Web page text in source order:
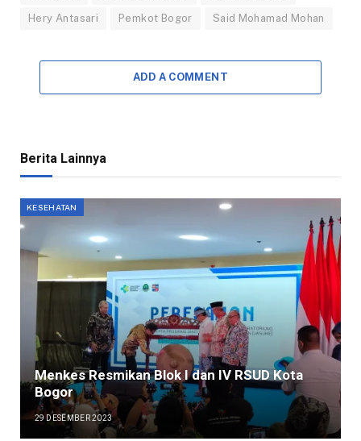
Hery Antasari Pemkot Bogor Said Mohamad Mohan
ADD A COMMENT
Berita Lainnya
KESEHATAN
Menkes Resmikan Blok I dan IV RSUD Kota
Bogor
29 DESEMBER 2023